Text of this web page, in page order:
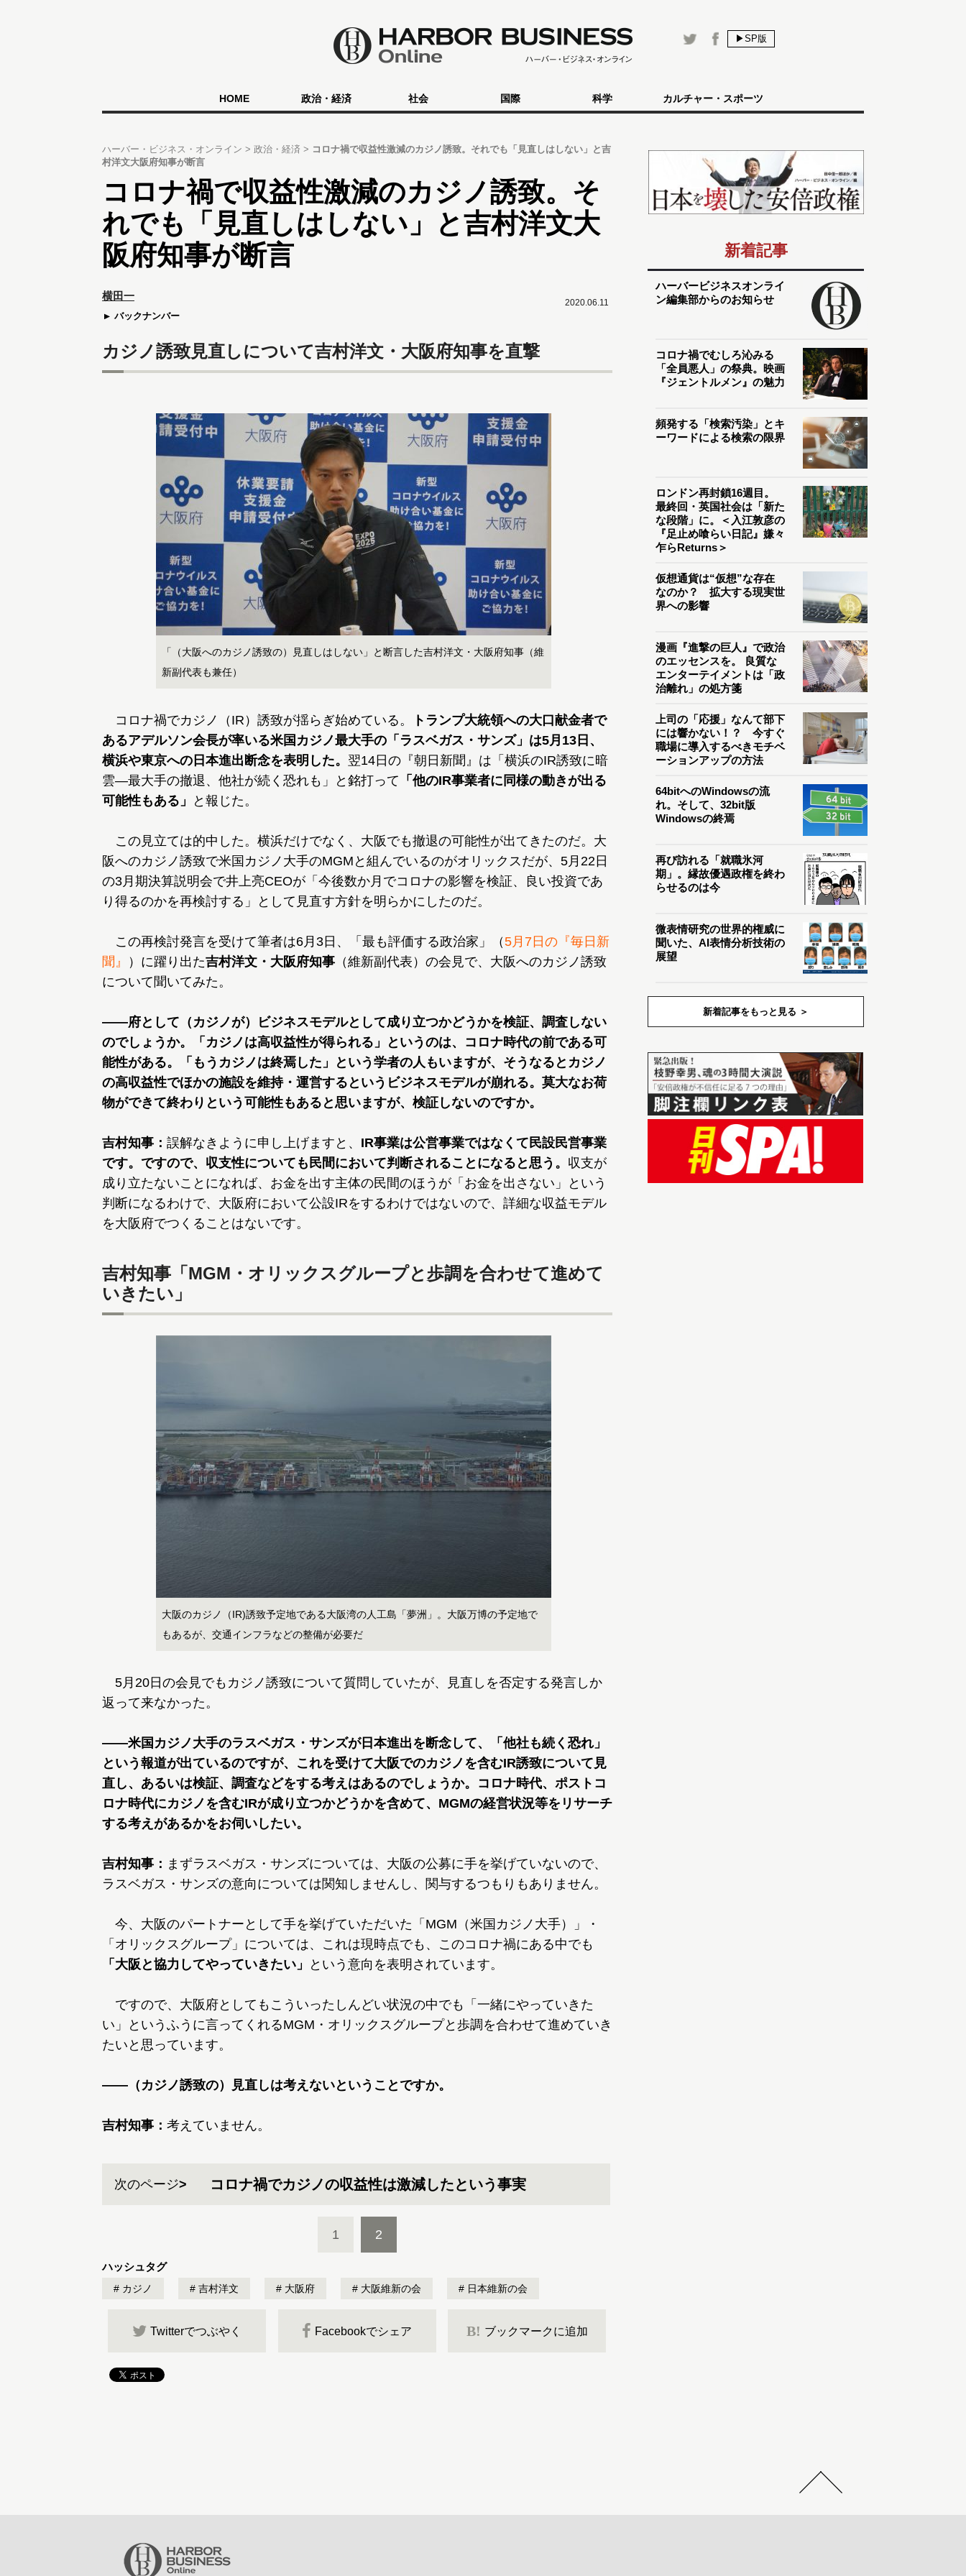
▶SP版
HOME 政治・経済 社会 国際 科学 カルチャー・スポーツ
ハーバー・ビジネス・オンライン 政治・経済
コロナ禍で収益性激減のカジノ誘致。それでも「見直しはしない」と吉
村洋文大阪府知事が断言
コロナ禍で収益性激減のカジノ誘致。そ
れでも「見直しはしない」と吉村洋文大
阪府知事が断言
2020.06.11
横田一
バックナンバー
カジノ誘致見直しについて吉村洋文・大阪府知事を直撃
「（大阪へのカジノ誘致の）見直しはしない」と断言した吉村洋文・大阪府知事（維
新副代表も兼任）
コロナ禍でカジノ（IR）誘致が揺らぎ始めている。
トランプ大統領への大口献金者で
あるアデルソン会長が率いる米国カジノ最大手の「ラスベガス・サンズ」は5月13日、
横浜や東京への日本進出断念を表明した。 翌14日の『朝日新聞』は「横浜のIR誘致に暗
雲―最大手の撤退、他社が続く恐れも」と銘打って 「他のIR事業者に同様の動きが出る
可能性もある」
と報じた。
この見立ては的中した。横浜だけでなく、大阪でも撤退の可能性が出てきたのだ。大
阪へのカジノ誘致で米国カジノ大手のMGMと組んでいるのがオリックスだが、5月22日
の3月期決算説明会で井上亮CEOが「今後数か月でコロナの影響を検証、良い投資であ
り得るのかを再検討する」として見直す方針を明らかにしたのだ。
この再検討発言を受けて筆者は6月3日、「最も評価する政治家」（5月7日の『毎日新
聞』
）に躍り出た吉村洋文・大阪府知事 （維新副代表）の会見で、大阪へのカジノ誘致
について聞いてみた。
――府として（カジノが）ビジネスモデルとして成り立つかどうかを検証、調査しない
のでしょうか。「カジノは高収益性が得られる」というのは、コロナ時代の前である可
能性がある。「もうカジノは終焉した」という学者の人もいますが、そうなるとカジノ
の高収益性でほかの施設を維持・運営するというビジネスモデルが崩れる。莫大なお荷
物ができて終わりという可能性もあると思いますが、検証しないのですか。
吉村知事： 誤解なきように申し上げますと、 IR事業は公営事業ではなくて民設民営事業
です。ですので、収支性についても民間において判断されることになると思う。 収支が
成り立たないことになれば、お金を出す主体の民間のほうが「お金を出さない」という
判断になるわけで、大阪府において公設IRをするわけではないので、詳細な収益モデル
を大阪府でつくることはないです。
吉村知事「MGM・オリックスグループと歩調を合わせて進めて
いきたい」
大阪のカジノ（IR)誘致予定地である大阪湾の人工島「夢洲」。大阪万博の予定地で
もあるが、交通インフラなどの整備が必要だ
5月20日の会見でもカジノ誘致について質問していたが、見直しを否定する発言しか
返って来なかった。
――米国カジノ大手のラスベガス・サンズが日本進出を断念して、「他社も続く恐れ」
という報道が出ているのですが、これを受けて大阪でのカジノを含むIR誘致について見
直し、あるいは検証、調査などをする考えはあるのでしょうか。コロナ時代、ポストコ
ロナ時代にカジノを含むIRが成り立つかどうかを含めて、MGMの経営状況等をリサーチ
する考えがあるかをお伺いしたい。
吉村知事： まずラスベガス・サンズについては、大阪の公募に手を挙げていないので、
ラスベガス・サンズの意向については関知しませんし、関与するつもりもありません。
今、大阪のパートナーとして手を挙げていただいた「MGM（米国カジノ大手）」・
「オリックスグループ」については、これは現時点でも、このコロナ禍にある中でも
「大阪と協力してやっていきたい」
という意向を表明されています。
ですので、大阪府としてもこういったしんどい状況の中でも「一緒にやっていきた
い」というふうに言ってくれるMGM・オリックスグループと歩調を合わせて進めていき
たいと思っています。
――（カジノ誘致の）見直しは考えないということですか。
吉村知事： 考えていません。
次のページ コロナ禍でカジノの収益性は激減したという事実
1 2
ハッシュタグ
カジノ 吉村洋文 大阪府 大阪維新の会 日本維新の会
Twitterでつぶやく Facebookでシェア B! ブックマークに追加
新着記事
ハーバービジネスオンライ
ン編集部からのお知らせ
コロナ禍でむしろ沁みる
「全員悪人」の祭典。映画
『ジェントルメン』の魅力
頻発する「検索汚染」とキ
ーワードによる検索の限界
ロンドン再封鎖16週目。
最終回・英国社会は「新た
な段階」に。＜入江敦彦の
『足止め喰らい日記』嫌々
乍らReturns＞
仮想通貨は“仮想”な存在
なのか？ 拡大する現実世
界への影響
漫画『進撃の巨人』で政治
のエッセンスを。 良質な
エンターテイメントは「政
治離れ」の処方箋
上司の「応援」なんて部下
には響かない！？ 今すぐ
職場に導入するべきモチベ
ーションアップの方法
64bitへのWindowsの流
れ。そして、32bit版
Windowsの終焉
再び訪れる「就職氷河
期」。縁故優遇政権を終わ
らせるのは今
微表情研究の世界的権威に
聞いた、AI表情分析技術の
展望
新着記事をもっと見る